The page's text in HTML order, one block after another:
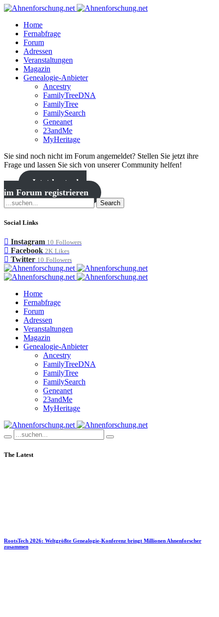
Home
Fernabfrage
Forum
Adressen
Veranstaltungen
Magazin
Genealogie-Anbieter
Ancestry
FamilyTreeDNA
FamilyTree
FamilySearch
Geneanet
23andMe
MyHeritage
Sie sind noch nicht im Forum angemeldet? Stellen Sie jetzt ihre
Frage und lassen Sie sich von unserer Community helfen!
Jetzt kostenlos
im Forum registrieren
Search
Social Links
Instagram 10 Followers
Facebook 2K Likes
Twitter 10 Followers
Home
Fernabfrage
Forum
Adressen
Veranstaltungen
Magazin
Genealogie-Anbieter
Ancestry
FamilyTreeDNA
FamilyTree
FamilySearch
Geneanet
23andMe
MyHeritage
The Latest
RootsTech 2026: Weltgrößte Genealogie-Konferenz bringt Millionen Ahnenforscher
zusammen